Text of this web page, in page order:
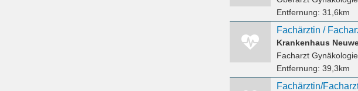
Entfernung: 31,6km
Facharzt Gynäkologie
Entfernung: 39,3km